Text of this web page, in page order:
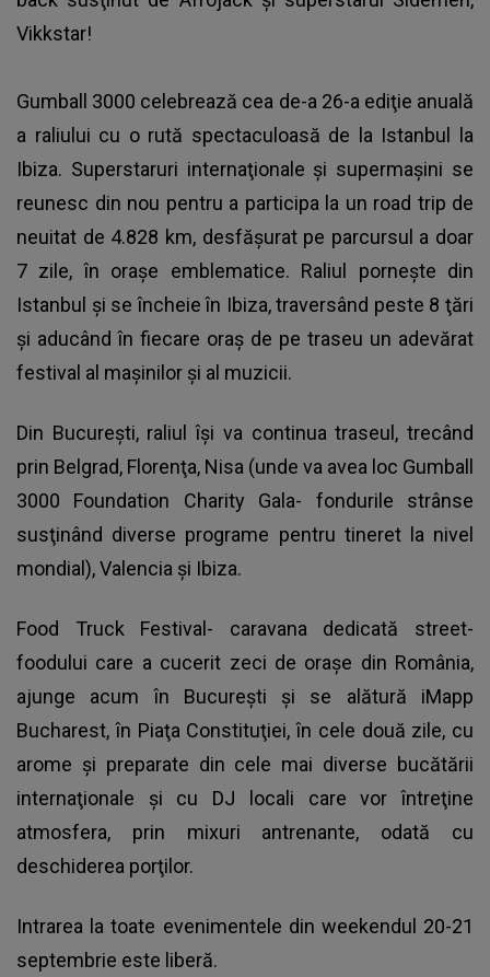
Vikkstar!
Gumball 3000 celebrează cea de-a 26-a ediţie anuală
a raliului cu o rută spectaculoasă de la Istanbul la
Ibiza. Superstaruri internaţionale şi supermaşini se
reunesc din nou pentru a participa la un road trip de
neuitat de 4.828 km, desfăşurat pe parcursul a doar
7 zile, în oraşe emblematice. Raliul porneşte din
Istanbul şi se încheie în Ibiza, traversând peste 8 ţări
şi aducând în fiecare oraş de pe traseu un adevărat
festival al maşinilor şi al muzicii.
Din Bucureşti, raliul îşi va continua traseul, trecând
prin Belgrad, Florenţa, Nisa (unde va avea loc Gumball
3000 Foundation Charity Gala- fondurile strânse
susţinând diverse programe pentru tineret la nivel
mondial), Valencia şi Ibiza.
Food Truck Festival- caravana dedicată street-
foodului care a cucerit zeci de oraşe din România,
ajunge acum în Bucureşti şi se alătură iMapp
Bucharest, în Piaţa Constituţiei, în cele două zile, cu
arome şi preparate din cele mai diverse bucătării
internaţionale şi cu DJ locali care vor întreţine
atmosfera, prin mixuri antrenante, odată cu
deschiderea porţilor.
Intrarea la toate evenimentele din weekendul 20-21
septembrie este liberă.